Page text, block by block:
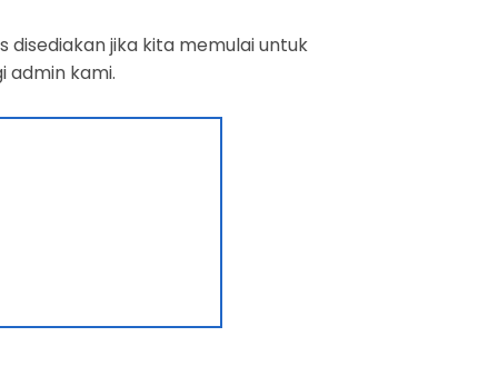
jika kita memulai untuk
admin kami.